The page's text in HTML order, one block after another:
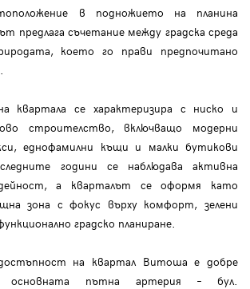
в подножието на планина
предлага съчетание между градска среда
което го прави предпочитано
квартала се характеризира с ниско и
строителство, включващо модерни
еднофамилни къщи и малки бутикови
години се наблюдава активна
а кварталът се оформя като
зона с фокус върху комфорт, зелени
градско планиране.
на квартал Витоша е добре
основната пътна артерия – бул.